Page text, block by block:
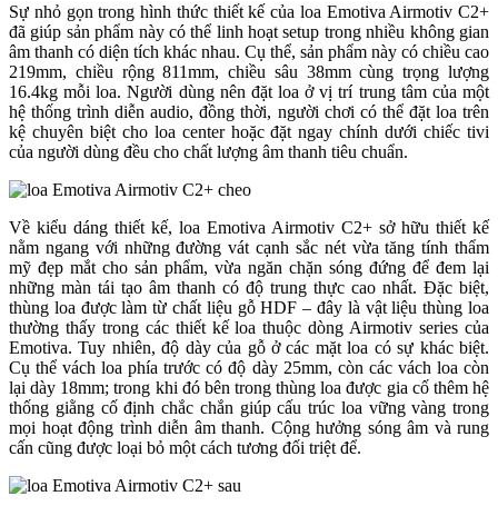
Sự nhỏ gọn trong hình thức thiết kế của loa Emotiva Airmotiv C2+
đã giúp sản phẩm này có thể linh hoạt setup trong nhiều không gian
âm thanh có diện tích khác nhau. Cụ thể, sản phẩm này có chiều cao
219mm, chiều rộng 811mm, chiều sâu 38mm cùng trọng lượng
16.4kg mỗi loa. Người dùng nên đặt loa ở vị trí trung tâm của một
hệ thống trình diễn audio, đồng thời, người chơi có thể đặt loa trên
kệ chuyên biệt cho loa center hoặc đặt ngay chính dưới chiếc tivi
của người dùng đều cho chất lượng âm thanh tiêu chuẩn.
Về kiểu dáng thiết kế, loa Emotiva Airmotiv C2+ sở hữu thiết kế
nằm ngang với những đường vát cạnh sắc nét vừa tăng tính thẩm
mỹ đẹp mắt cho sản phẩm, vừa ngăn chặn sóng đứng để đem lại
những màn tái tạo âm thanh có độ trung thực cao nhất. Đặc biệt,
thùng loa được làm từ chất liệu gỗ HDF – đây là vật liệu thùng loa
thường thấy trong các thiết kế loa thuộc dòng Airmotiv series của
Emotiva. Tuy nhiên, độ dày của gỗ ở các mặt loa có sự khác biệt.
Cụ thể vách loa phía trước có độ dày 25mm, còn các vách loa còn
lại dày 18mm; trong khi đó bên trong thùng loa được gia cố thêm hệ
thống giằng cố định chắc chắn giúp cấu trúc loa vững vàng trong
mọi hoạt động trình diễn âm thanh. Cộng hưởng sóng âm và rung
cấn cũng được loại bỏ một cách tương đối triệt để.